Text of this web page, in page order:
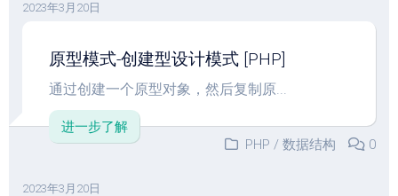
2023年3月20日
原型模式-创建型设计模式 [PHP]
通过创建一个原型对象，然后复制原...
进一步了解
PHP / 数据结构 0
2023年3月20日